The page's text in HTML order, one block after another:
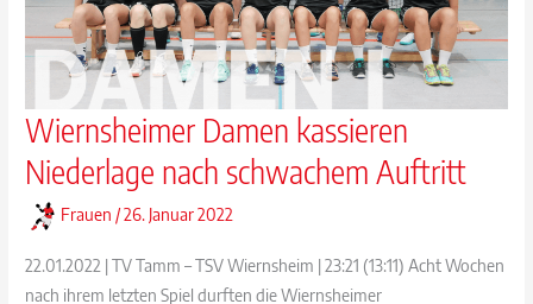
Wiernsheimer Damen kassieren
Niederlage nach schwachem Auftritt
Frauen /26. Januar 2022
22.01.2022 | TV Tamm – TSV Wiernsheim | 23:21 (13:11) Acht Wochen
nach ihrem letzten Spiel durften die Wiernsheimer